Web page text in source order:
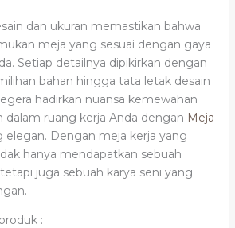
dan ukuran memastikan bahwa
meja yang sesuai dengan gaya
Setiap detailnya dipikirkan dengan
bahan hingga tata letak desain
hadirkan nuansa kemewahan
dalam ruang kerja Anda dengan Meja
elegan. Dengan meja kerja yang
hanya mendapatkan sebuah
juga sebuah karya seni yang
: